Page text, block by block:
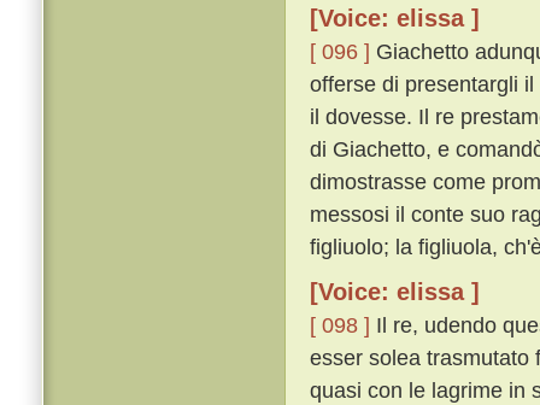
[Voice: elissa ]
[ 096 ] Giachetto
offerse di presentargli
il dovesse. Il re
di Giachetto, e
dimostrasse come
messosi il conte suo
figliuolo; la figliuola,
[Voice: elissa ]
[ 098 ] Il re, udendo
esser solea trasmutato
quasi con le lagrime in